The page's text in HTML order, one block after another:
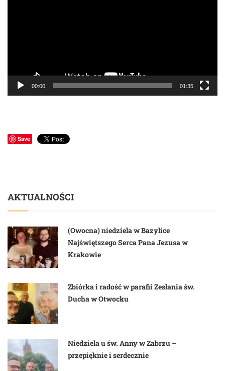
00:00 01:35
Save
AKTUALNOŚCI
(Owocna) niedziela w Bazylice
Najświętszego Serca Pana Jezusa w
Krakowie
Zbiórka i radość w parafii Zesłania św.
Ducha w Otwocku
Niedziela u św. Anny w Zabrzu –
przepięknie i serdecznie